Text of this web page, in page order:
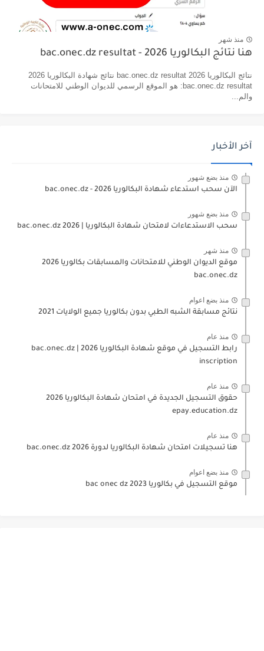
منذ شهر
هنا نتائج البكالوريا 2026 - bac.onec.dz resultat
نتائج البكالوريا 2026 bac.onec.dz resultat نتائج شهادة البكالوريا 2026
bac.onec.dz resultat: هو الموقع الرسمي للديوان الوطني للامتحانات
والم...
آخر الأخبار
منذ بضع شهور
الآن سحب استدعاء شهادة البكالوريا bac.onec.dz - 2026
منذ بضع شهور
سحب الاستدعاءات لامتحان شهادة البكالوريا | 2026 bac.onec.dz
منذ شهر
موقع الديوان الوطني للامتحانات والمسابقات بكالوريا 2026
bac.onec.dz
منذ بضع اعوام
نتائج مسابقة الشبه الطبي بدون بكالوريا جميع الولايات 2021
منذ عام
رابط التسجيل في موقع شهادة البكالوريا 2026 | bac.onec.dz
inscription
منذ عام
حقوق التسجيل الجديدة في امتحان شهادة البكالوريا 2026
epay.education.dz
منذ عام
هنا تسجيلات امتحان شهادة البكالوريا لدورة 2026 bac.onec.dz
منذ بضع اعوام
موقع التسجيل في بكالوريا 2023 bac onec dz